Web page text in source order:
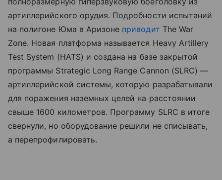
артиллерийского орудия. Подробности испытаний
на полигоне Юма в Аризоне приводит The War
Zone. Новая платформа называется Heavy Artillery
Test System (HATS) и создана на базе закрытой
программы Strategic Long Range Cannon (SLRC) —
артиллерийской системы, которую разрабатывали
для поражения наземных целей на расстоянии
свыше 1600 километров. Программу SLRC в итоге
свернули, но оборудование решили не списывать,
а перепрофилировать.